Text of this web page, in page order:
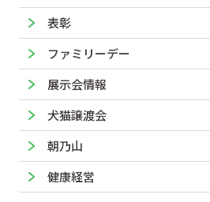
表彰
ファミリーデー
展示会情報
犬猫譲渡会
朝乃山
健康経営